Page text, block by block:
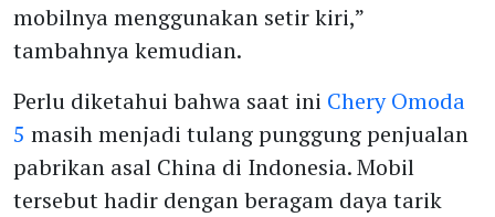
mobilnya menggunakan setir kiri,”
tambahnya kemudian.
Perlu diketahui bahwa saat ini Chery Omoda
5 masih menjadi tulang punggung penjualan
pabrikan asal China di Indonesia. Mobil
tersebut hadir dengan beragam daya tarik